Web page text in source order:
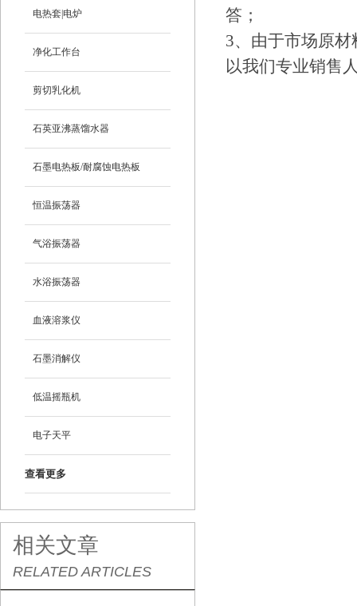
电热套|电炉
净化工作台
剪切乳化机
石英亚沸蒸馏水器
石墨电热板/耐腐蚀电热板
恒温振荡器
气浴振荡器
水浴振荡器
血液溶浆仪
石墨消解仪
低温摇瓶机
电子天平
查看更多
相关文章
RELATED ARTICLES
答；
3、由于市场原
以我们专业销售